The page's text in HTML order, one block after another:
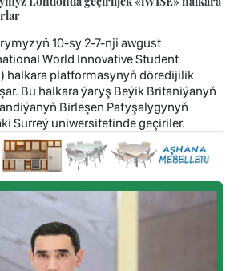
10-sy 2-7-nji awgust
World Innovative Student
halkara platformasynyň döredijilik
Bu halkara ýaryş Beýik Britaniýanyň
Birleşen Patyşalygynyň
Surreý uniwersitetinde geçiriler.